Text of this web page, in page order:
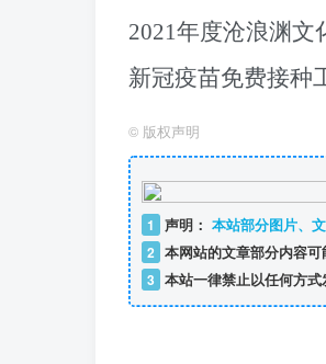
2021年度沧浪渊
新冠疫苗免费接种
© 版权声明
1 声明： 本站部分图片、
2 本网站的文章部分内容
3 本站一律禁止以任何方